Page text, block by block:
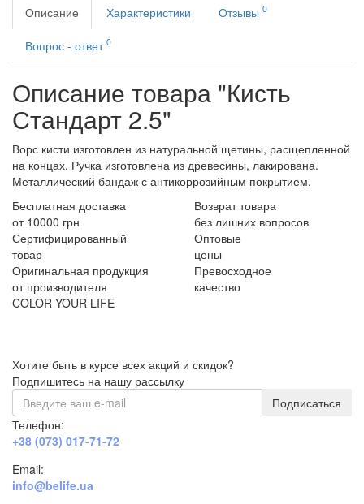
Описание
Характеристики Отзывы 0
Вопрос - ответ 0
Описание товара "Кисть
Стандарт 2.5"
Ворс кисти изготовлен из натуральной щетины, расщепленной
на концах. Ручка изготовлена из древесины, лакирована.
Металлический бандаж с антикоррозийным покрытием.
Бесплатная доставка
от 10000 грн
Возврат товара
без лишних вопросов
Сертифицированный
товар
Оптовые
цены
Оригинальная продукция
от производителя
Превосходное
качество
COLOR YOUR LIFE
Хотите быть в курсе всех акций и скидок?
Подпишитесь на нашу рассылку
Подписаться
Телефон:
+38 (073) 017-71-72
Email:
info@belife.ua